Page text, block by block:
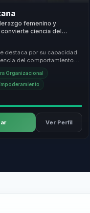
femenino y
ciencia del
claridad y acción para
destaca por su capacidad
del comportamiento
que transforman
Organizacional
Ver Perfil